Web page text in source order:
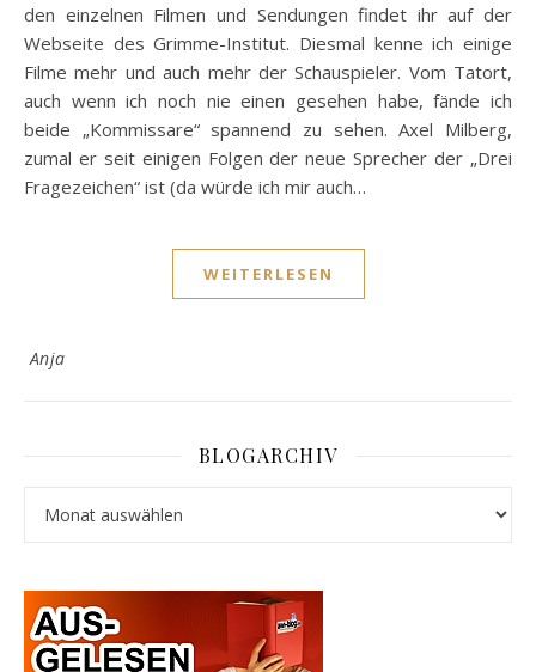
den einzelnen Filmen und Sendungen findet ihr auf der
Webseite des Grimme-Institut. Diesmal kenne ich einige
Filme mehr und auch mehr der Schauspieler. Vom Tatort,
auch wenn ich noch nie einen gesehen habe, fände ich
beide „Kommissare“ spannend zu sehen. Axel Milberg,
zumal er seit einigen Folgen der neue Sprecher der „Drei
Fragezeichen“ ist (da würde ich mir auch…
WEITERLESEN
Anja
BLOGARCHIV